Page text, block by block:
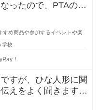
ったので、PTAの加
。
すめ商品や参加するイベントや楽
学校
！
すが、ひな人形に関
えをよく聞きます。
て